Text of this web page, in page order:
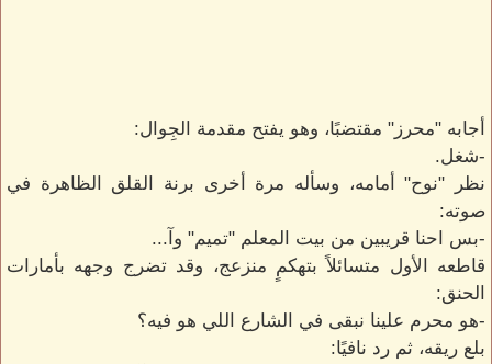
أجابه "محرز" مقتضبًا، وهو يفتح مقدمة الجِوال:
-شغل.
نظر "نوح" أمامه، وسأله مرة أخرى برنة القلق الظاهرة في
صوته:
-بس احنا قريبين من بيت المعلم "تميم" وآ...
قاطعه الأول متسائلاً بتهكمٍ منزعج، وقد تضرج وجهه بأمارات
الحنق:
-هو محرم علينا نبقى في الشارع اللي هو فيه؟
بلع ريقه، ثم رد نافيًا: